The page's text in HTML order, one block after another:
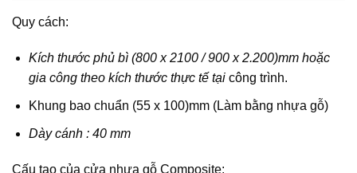
Quy cách:
Kích thước phủ bì (800 x 2100 / 900 x 2.200)mm hoặc
gia công theo kích thước thực tế tại công trình.
Khung bao chuẩn (55 x 100)mm (Làm bằng nhựa gỗ)
Dày cánh : 40 mm
Cấu tạo của cửa nhựa gỗ Composite: